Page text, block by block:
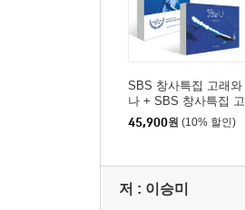
SBS 창사특집 고래와
나 + SBS 창사특집 고
래와 나 포토북
45,900원 (10% 할인)
저 : 이승미